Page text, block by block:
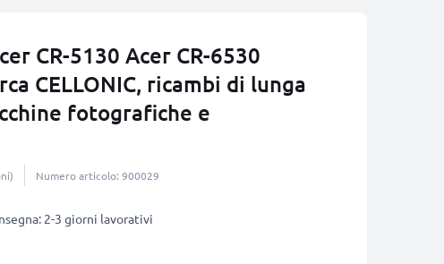
CR-5130 Acer CR-6530
CELLONIC, ricambi di lunga
fotografiche e
Numero articolo: 900029
2-3 giorni lavorativi